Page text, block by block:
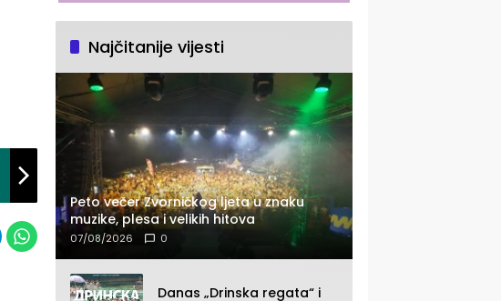
Najčitanije vijesti
Peto večer Zvorničkog ljeta u znaku
muzike, plesa i velikih hitova
07/08/2026 0
Danas „Drinska regata“ i